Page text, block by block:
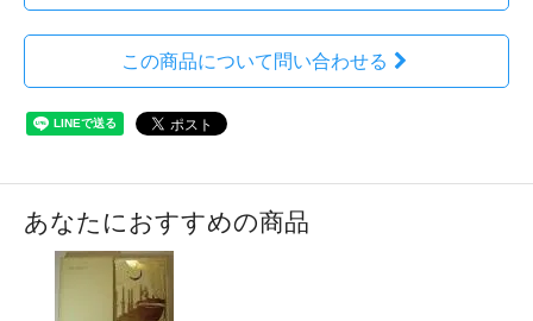
この商品について問い合わせる
あなたにおすすめの商品